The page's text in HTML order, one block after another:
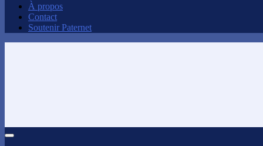
À propos
Contact
Soutenir Paternet